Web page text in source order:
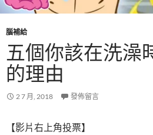
腦補給
五個你該在洗澡
的理由
2 7 月, 2018 發佈留言
【影片右上角投票】